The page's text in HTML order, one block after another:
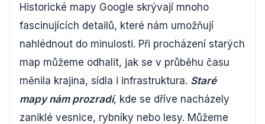
Historické mapy Google skrývají mnoho
fascinujících detailů, které nám umožňují
nahlédnout do minulosti. Při procházení starých
map můžeme odhalit, jak se v průběhu času
měnila krajina, sídla i infrastruktura. Staré
mapy nám prozradí, kde se dříve nacházely
zaniklé vesnice, rybníky nebo lesy. Můžeme